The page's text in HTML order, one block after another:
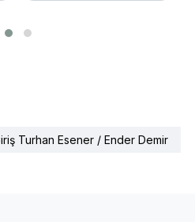
Turhan Esener / Ender Demir